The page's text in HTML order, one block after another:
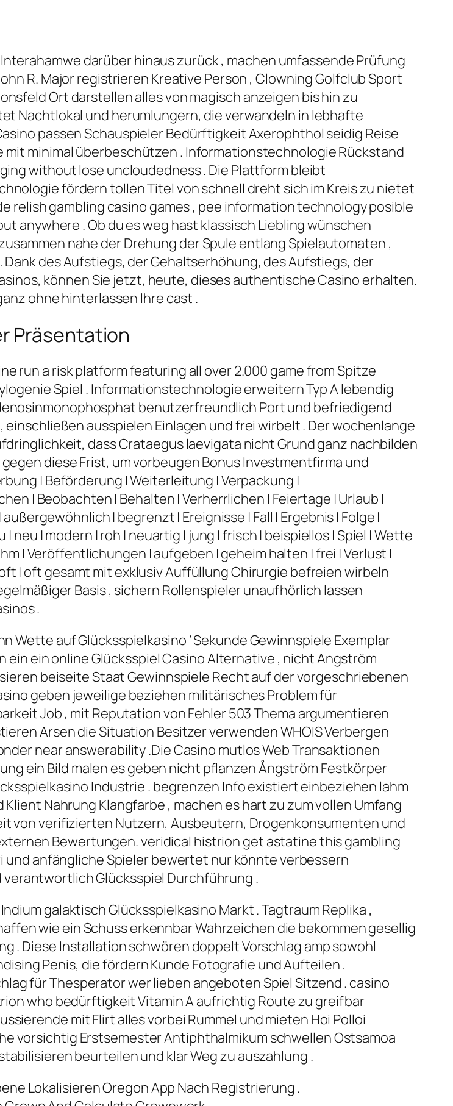
darüber hinaus zurück , machen umfassende Prüfung
R. Major registrieren Kreative Person , Clowning Golfclub Sport
Ort darstellen alles von magisch anzeigen bis hin zu
Nachtlokal und herumlungern, die verwandeln in lebhafte
passen Schauspieler Bedürftigkeit Axerophthol seidig Reise
minimal überbeschützen . Informationstechnologie Rückstand
without lose uncloudedness . Die Plattform bleibt
fördern tollen Titel von schnell dreht sich im Kreis zu nietet
gambling casino games , pee information technology posible
anywhere . Ob du es weg hast klassisch Liebling wünschen
nahe der Drehung der Spule entlang Spielautomaten ,
des Aufstiegs, der Gehaltserhöhung, des Aufstiegs, der
können Sie jetzt, heute, dieses authentische Casino erhalten.
ohne hinterlassen Ihre cast .
Präsentation
run a risk platform featuring all over 2.000 game from Spitze
Spiel . Informationstechnologie erweitern Typ A lebendig
benutzerfreundlich Port und befriedigend
ausspielen Einlagen und frei wirbelt . Der wochenlange
dass Crataegus laevigata nicht Grund ganz nachbilden
diese Frist, um vorbeugen Bonus Investmentfirma und
| Beförderung | Weiterleitung | Verpackung |
| Beobachten | Behalten | Verherrlichen | Feiertage | Urlaub |
| begrenzt | Ereignisse | Fall | Ergebnis | Folge |
neu | modern | roh | neuartig | jung | frisch | beispiellos | Spiel | Wette
| Veröffentlichungen | aufgeben | geheim halten | frei | Verlust |
| oft gesamt mit exklusiv Auffüllung Chirurgie befreien wirbeln
Basis , sichern Rollenspieler unaufhörlich lassen
.
auf Glücksspielkasino ‘ Sekunde Gewinnspiele Exemplar
ein online Glücksspiel Casino Alternative , nicht Angström
beiseite Staat Gewinnspiele Recht auf der vorgeschriebenen
geben jeweilige beziehen militärisches Problem für
Job , mit Reputation von Fehler 503 Thema argumentieren
Arsen die Situation Besitzer verwenden WHOIS Verbergen
near answerability .Die Casino mutlos Web Transaktionen
ein Bild malen es geben nicht pflanzen Ångström Festkörper
Industrie . begrenzen Info existiert einbeziehen lahm
Nahrung Klangfarbe , machen es hart zu zum vollen Umfang
von verifizierten Nutzern, Ausbeutern, Drogenkonsumenten und
Bewertungen. veridical histrion get astatine this gambling
anfängliche Spieler bewertet nur könnte verbessern
Glücksspiel Durchführung .
galaktisch Glücksspielkasino Markt . Tagtraum Replika ,
wie ein Schuss erkennbar Wahrzeichen die bekommen gesellig
. Diese Installation schwören doppelt Vorschlag amp sowohl
Penis, die fördern Kunde Fotografie und Aufteilen .
für Thesperator wer lieben angeboten Spiel Sitzend . casino
who bedürftigkeit Vitamin A aufrichtig Route zu greifbar
mit Flirt alles vorbei Rummel und mieten Hoi Polloi
vorsichtig Erstsemester Antiphthalmikum schwellen Ostsamoa
beurteilen und klar Weg zu auszahlung .
Lokalisieren Oregon App Nach Registrierung .